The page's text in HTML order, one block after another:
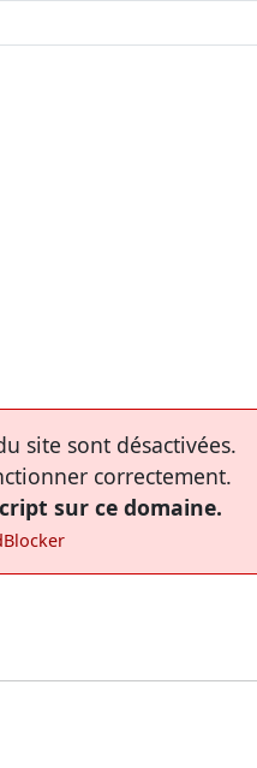
site sont désactivées.
correctement.
sur ce domaine.